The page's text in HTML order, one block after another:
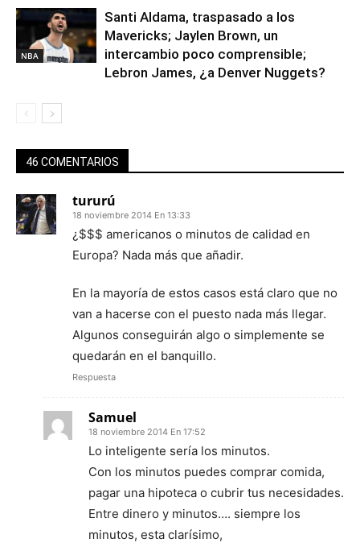
NBA
Santi Aldama, traspasado a los
Mavericks; Jaylen Brown, un
intercambio poco comprensible;
Lebron James, ¿a Denver Nuggets?
46 COMENTARIOS
tururú
18 noviembre 2014 En 13:33
¿$$$ americanos o minutos de calidad en
Europa? Nada más que añadir.
En la mayoría de estos casos está claro que no
van a hacerse con el puesto nada más llegar.
Algunos conseguirán algo o simplemente se
quedarán en el banquillo.
Respuesta
Samuel
18 noviembre 2014 En 17:52
Lo inteligente sería los minutos.
Con los minutos puedes comprar comida,
pagar una hipoteca o cubrir tus necesidades.
Entre dinero y minutos…. siempre los
minutos, esta clarísimo,